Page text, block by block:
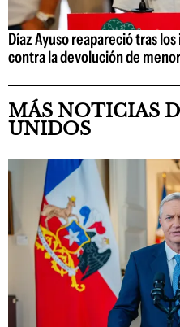
Díaz Ayuso reapareció tras
contra la devolución de
MÁS NOTICIAS
UNIDOS